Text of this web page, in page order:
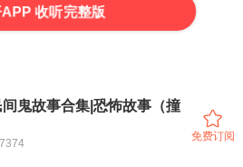
收听完整版
间鬼故事合集|恐怖故事（撞
7374
免费订阅